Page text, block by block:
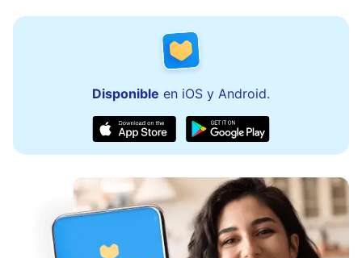
Disponible en iOS y Android.